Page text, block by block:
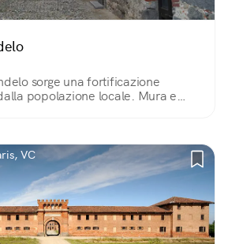
sorge una fortificazione
popolazione locale. Mura e
VC